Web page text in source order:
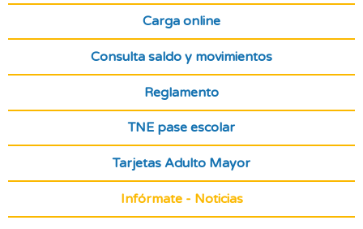
Carga online
Consulta saldo y movimientos
Reglamento
TNE pase escolar
Tarjetas Adulto Mayor
Infórmate - Noticias